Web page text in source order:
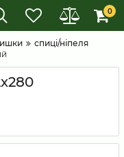
0
спиці/ніпеля